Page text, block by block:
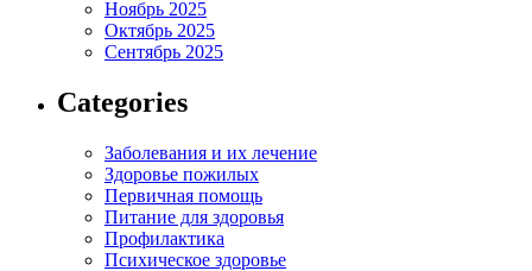
Ноябрь 2025
Октябрь 2025
Сентябрь 2025
Categories
Заболевания и их лечение
Здоровье пожилых
Первичная помощь
Питание для здоровья
Профилактика
Психическое здоровье